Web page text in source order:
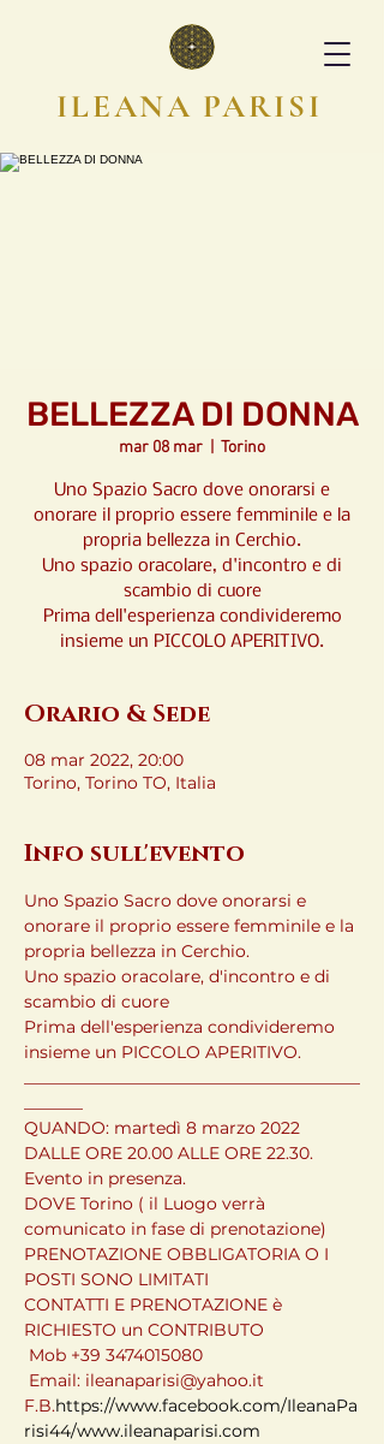
ILEANA PARISI
BELLEZZA DI DONNA
mar 08 mar Torino
Uno Spazio Sacro dove onorarsi e
onorare il proprio essere femminile e la
propria bellezza in Cerchio.
Uno spazio oracolare, d'incontro e di
scambio di cuore
Prima dell'esperienza condivideremo
insieme un PICCOLO APERITIVO.
Orario & Sede
08 mar 2022, 20:00
Torino, Torino TO, Italia
Info sull'evento
Uno Spazio Sacro dove onorarsi e
onorare il proprio essere femminile e la
propria bellezza in Cerchio.
Uno spazio oracolare, d'incontro e di
scambio di cuore
Prima dell'esperienza condivideremo
insieme un PICCOLO APERITIVO.
QUANDO: martedì 8 marzo 2022
DALLE ORE 20.00 ALLE ORE 22.30.
Evento in presenza.
DOVE Torino ( il Luogo verrà
comunicato in fase di prenotazione)
PRENOTAZIONE OBBLIGATORIA O I
POSTI SONO LIMITATI
CONTATTI E PRENOTAZIONE è
RICHIESTO un CONTRIBUTO
F.B.https://www.facebook.com/IleanaPa
risi44/www.ileanaparisi.com